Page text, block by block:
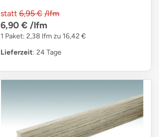
statt 6,95 € /lfm
6,90 € /lfm
1 Paket: 2,38 lfm zu 16,42 €
Lieferzeit: 24 Tage